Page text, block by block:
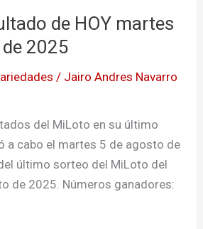
de HOY martes
2025
/ Jairo Andres Navarro
del MiLoto en su último
a cabo el martes 5 de agosto de
último sorteo del MiLoto del
de 2025. Números ganadores: